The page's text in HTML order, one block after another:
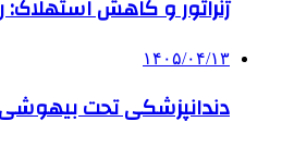
ژنراتور و کاهش
۱۴۰۵/۰۴/۱۳
دندانپزشکی تحت